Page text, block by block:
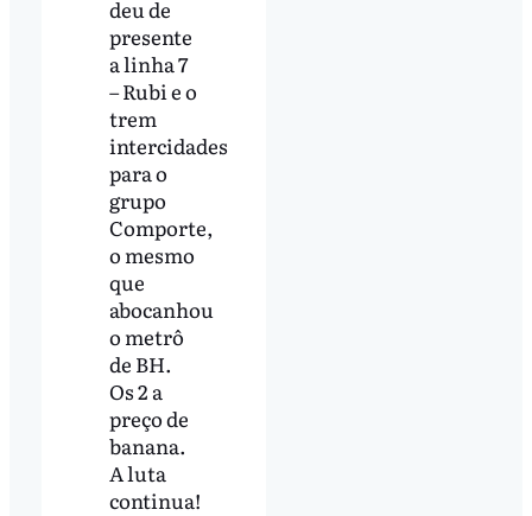
deu de
presente
a linha 7
– Rubi e o
trem
intercidades
para o
grupo
Comporte,
o mesmo
que
abocanhou
o metrô
de BH.
Os 2 a
preço de
banana.
A luta
continua!